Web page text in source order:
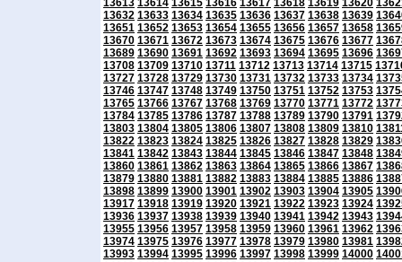
13613 13614 13615 13616 13617 13618 13619 13620
13632 13633 13634 13635 13636 13637 13638 13639
13651 13652 13653 13654 13655 13656 13657 13658
13670 13671 13672 13673 13674 13675 13676 13677
13689 13690 13691 13692 13693 13694 13695 13696
13708 13709 13710 13711 13712 13713 13714 13715
13727 13728 13729 13730 13731 13732 13733 13734
13746 13747 13748 13749 13750 13751 13752 13753
13765 13766 13767 13768 13769 13770 13771 13772
13784 13785 13786 13787 13788 13789 13790 13791
13803 13804 13805 13806 13807 13808 13809 13810
13822 13823 13824 13825 13826 13827 13828 13829
13841 13842 13843 13844 13845 13846 13847 13848
13860 13861 13862 13863 13864 13865 13866 13867
13879 13880 13881 13882 13883 13884 13885 13886
13898 13899 13900 13901 13902 13903 13904 13905
13917 13918 13919 13920 13921 13922 13923 13924
13936 13937 13938 13939 13940 13941 13942 13943
13955 13956 13957 13958 13959 13960 13961 13962
13974 13975 13976 13977 13978 13979 13980 13981
13993 13994 13995 13996 13997 13998 13999 14000